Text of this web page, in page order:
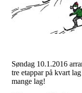
Søndag 10.1.2016
tre etappar på kvart
mange lag!